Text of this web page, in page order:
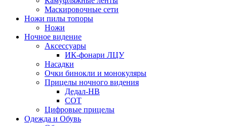
Маскировочные сети
Ножи пилы топоры
Ножи
Ночное видение
Аксессуары
ИК-фонари ЛЦУ
Насадки
Очки бинокли и монокуляры
Прицелы ночного видения
Дедал-НВ
СОТ
Цифровые прицелы
Одежда и Обувь